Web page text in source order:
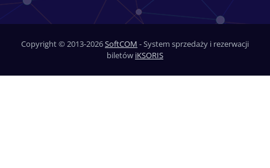
Copyright © 2013-2026SoftCOM - System sprzedaży i rezerwacji
biletów iKSORIS